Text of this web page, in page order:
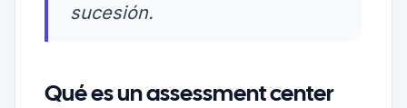
sucesión.
Qué es un assessment center